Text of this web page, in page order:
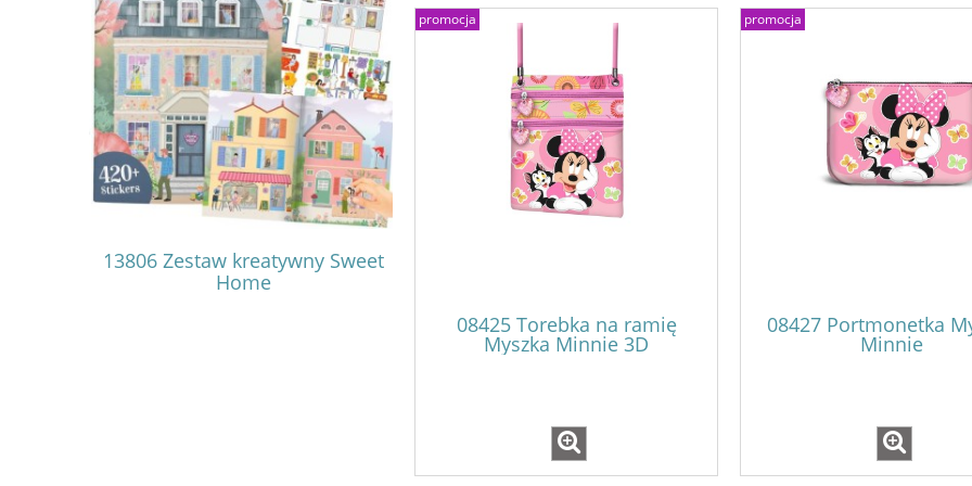
13806 Zestaw kreatywny Sweet
Home
08425 Torebka na ramię
Myszka Minnie 3D
promocja
08427 Portmonetka
Minnie
promocja